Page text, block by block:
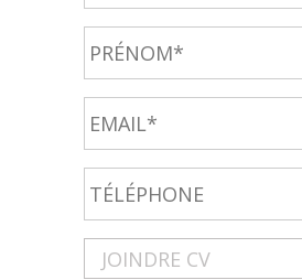
Prénom
Téléphone
CV *
JOINDRE CV